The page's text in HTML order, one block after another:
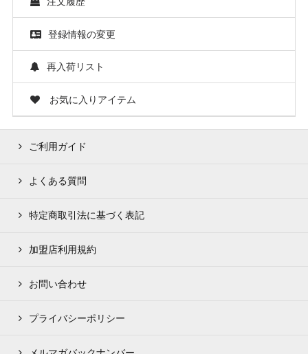
登録情報の変更
再入荷リスト
お気に入りアイテム
ご利用ガイド
よくある質問
特定商取引法に基づく表記
加盟店利用規約
お問い合わせ
プライバシーポリシー